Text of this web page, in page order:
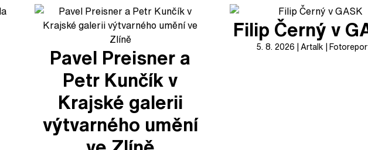
Pavel Preisner a
Petr Kunčík v
Krajské galerii
výtvarného umění
Filip Černý v
5. 8. 2026 Artalk